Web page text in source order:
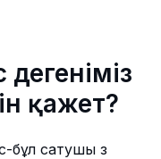
қажет?
сатушы өз